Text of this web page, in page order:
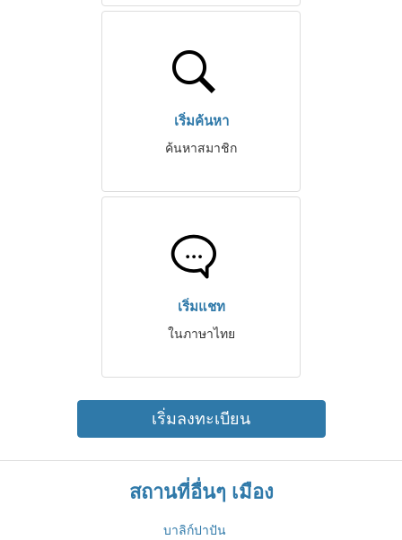
เริ่มค้นหา
ค้นหาสมาชิก
เริ่มแชท
ในภาษาไทย
เริ่มลงทะเบียน
สถานที่อื่นๆ เมือง
บาลิก์ปาปัน